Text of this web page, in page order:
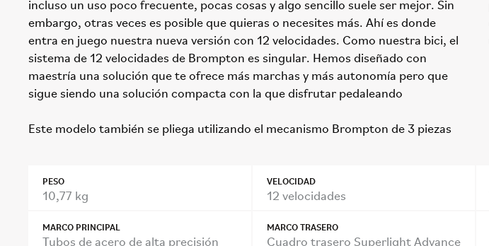
incluso un uso poco frecuente, pocas cosas y algo sencillo suele ser mejor. Sin
embargo, otras veces es posible que quieras o necesites más. Ahí es donde
entra en juego nuestra nueva versión con 12 velocidades. Como nuestra bici, el
sistema de 12 velocidades de Brompton es singular. Hemos diseñado con
maestría una solución que te ofrece más marchas y más autonomía pero que
sigue siendo una solución compacta con la que disfrutar pedaleando​
Este modelo también se pliega utilizando el mecanismo Brompton de 3 piezas
PESO
10,77 kg
VELOCIDAD
12 velocidades
MARCO PRINCIPAL
Tubos de acero de alta precisión
MARCO TRASERO
Cuadro trasero Superlight Advance